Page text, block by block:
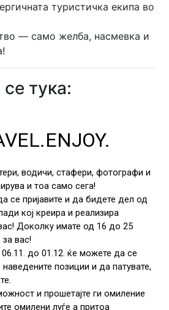
туристичка екипа во
— само желба, насмевка и
тука: